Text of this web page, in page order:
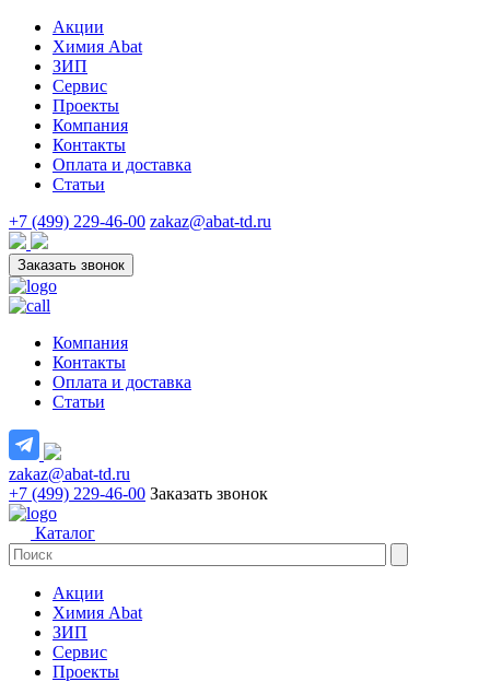
Акции
Химия Abat
ЗИП
Сервис
Проекты
Компания
Контакты
Оплата и доставка
Статьи
+7 (499) 229-46-00 zakaz@abat-td.ru
Заказать звонок
Компания
Контакты
Оплата и доставка
Статьи
zakaz@abat-td.ru
+7 (499) 229-46-00 Заказать звонок
Каталог
Акции
Химия Abat
ЗИП
Сервис
Проекты